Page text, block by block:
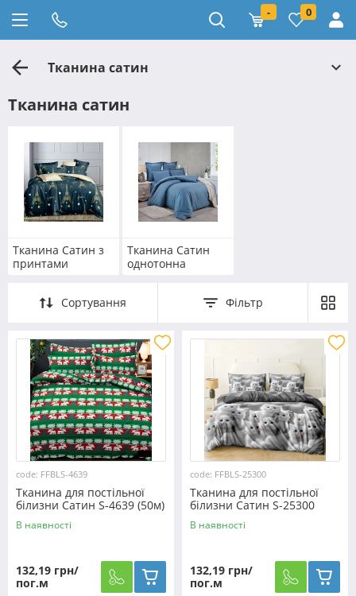
- 0
Тканина сатин
Тканина сатин
Тканина Сатин з
принтами
Тканина Сатин
однотонна
Сортування Фільтр
code: FFBLS-4639
Тканина для постільної
білизни Сатин S-4639 (50м)
В наявності
132,19 грн/
пог.м
code: FFBLS-25300
Тканина для постільної
білизни Сатин S-25300
(50м)
В наявності
132,19 грн/
пог.м